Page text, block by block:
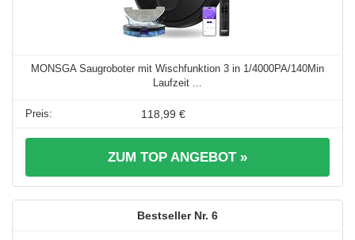
MONSGA Saugroboter mit Wischfunktion 3 in 1/4000PA/140Min
Laufzeit ...
118,99 €
ZUM TOP ANGEBOT »
6